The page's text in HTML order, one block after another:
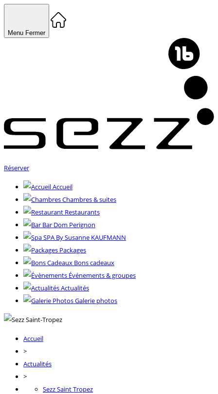
Menu Fermer
Réserver
Accueil
Chambres & suites
Restaurants
Bar Dom Perignon
SPA By Susanne KAUFMANN
Packages
Bons cadeaux
Événements & groupes
Actualités
Galerie photos
Accueil
>
Actualités
>
Sezz Saint Tropez